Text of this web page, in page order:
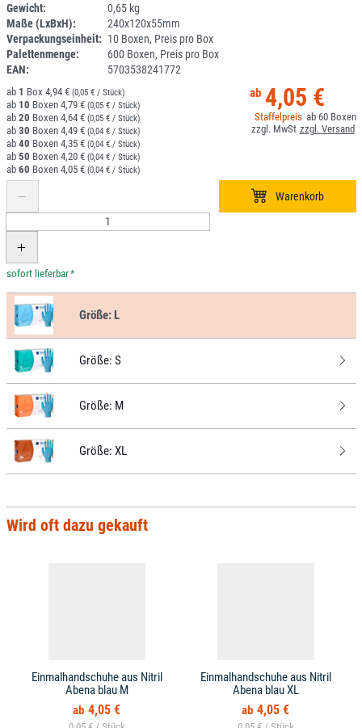
Gewicht:
0,65 kg
Maße (LxBxH):
240x120x55mm
Verpackungseinheit: 10 Boxen, Preis pro Box
Palettenmenge:
600 Boxen, Preis pro Box
EAN:
5703538241772
4,05 €
60
1 4,94 € (0,05 € / Stück)
10 4,79 € (0,05 € / Stück)
20 4,64 € (0,05 € / Stück)
30 4,49 € (0,04 € / Stück)
40 4,35 € (0,04 € / Stück)
50 4,20 € (0,04 € / Stück)
60 4,05 € (0,04 € / Stück)
*
Größe:L
Größe: S
Größe: M
Größe: XL
Wird oft dazu gekauft
Einmalhandschuhe aus Nitril
Abena blau M
4,05 €
Einmalhandschuhe aus Nitril
Abena blau XL
4,05 €